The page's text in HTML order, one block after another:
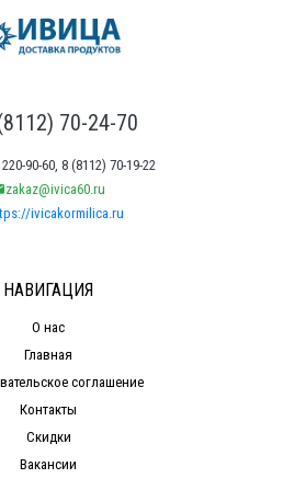
70-24-70
90-60, 8 (8112) 70-19-22
zakaz@ivica60.ru
ivicakormilica.ru
НАВИГАЦИЯ
О нас
Главная
соглашение
Контакты
Скидки
Вакансии